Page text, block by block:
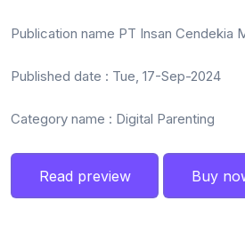
Publication name PT Insan Cendekia
Published date : Tue, 17-Sep-2024
Category name : Digital Parenting
Read preview Buy